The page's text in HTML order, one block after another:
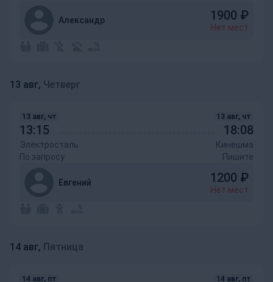
Александр 1900 ₽
Нет мест
13 авг, Четверг
13:15
13 авг, чт
Электросталь
По запросу
18:08
13 авг, чт
Кинешма
Пишите
Евгений 1200 ₽
Нет мест
14 авг, Пятница
14 авг, пт 14 авг, пт